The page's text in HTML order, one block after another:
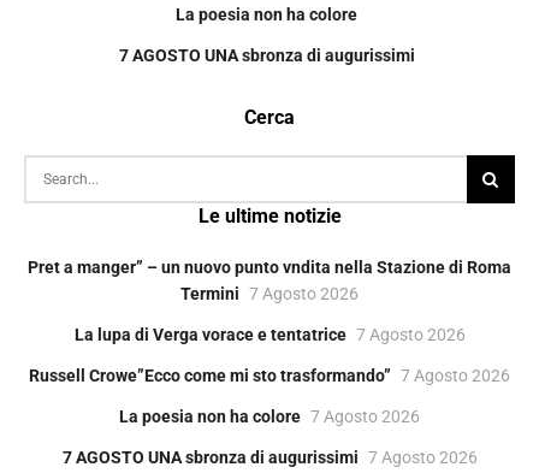
La poesia non ha colore
7 AGOSTO UNA sbronza di augurissimi
Cerca
Le ultime notizie
Pret a manger” – un nuovo punto vndita nella Stazione di Roma
Termini 7 Agosto 2026
La lupa di Verga vorace e tentatrice 7 Agosto 2026
Russell Crowe”Ecco come mi sto trasformando” 7 Agosto 2026
La poesia non ha colore 7 Agosto 2026
7 AGOSTO UNA sbronza di augurissimi 7 Agosto 2026